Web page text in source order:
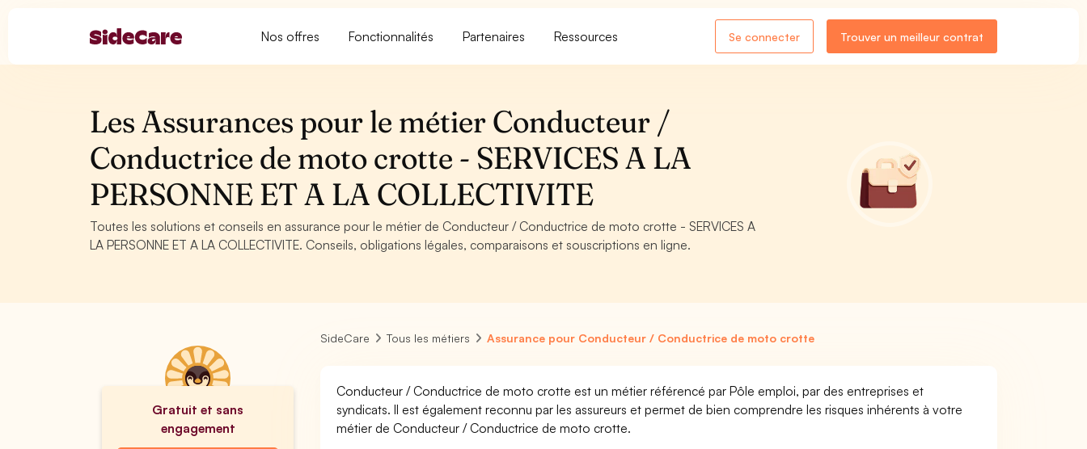
Nos offres Fonctionnalités Partenaires Ressources Se connecter Trouver un meilleur contrat
Les Assurances pour le métier Conducteur /
Conductrice de moto crotte - SERVICES A LA
PERSONNE ET A LA COLLECTIVITE
Toutes les solutions et conseils en assurance pour le métier de Conducteur / Conductrice de moto crotte - SERVICES A
LA PERSONNE ET A LA COLLECTIVITE. Conseils, obligations légales, comparaisons et souscriptions en ligne.
Gratuit et sans
engagement
SideCare Tous les métiers Assurance pour Conducteur / Conductrice de moto crotte
Conducteur / Conductrice de moto crotte est un métier référencé par Pôle emploi, par des entreprises et
syndicats. Il est également reconnu par les assureurs et permet de bien comprendre les risques inhérents à votre
métier de Conducteur / Conductrice de moto crotte.